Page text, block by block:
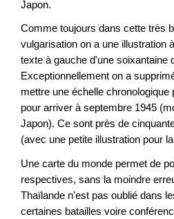
Japon.
Comme toujours dans cette très
vulgarisation on a une illustration
texte à gauche d'une soixantaine
Exceptionnellement on a
mettre une échelle
pour arriver à septembre 1945
Japon). Ce sont près de
(avec une petite illustration pour
Une carte du monde permet de
respectives, sans la moindre
Thaïlande n'est pas oublié dans
certaines batailles voire